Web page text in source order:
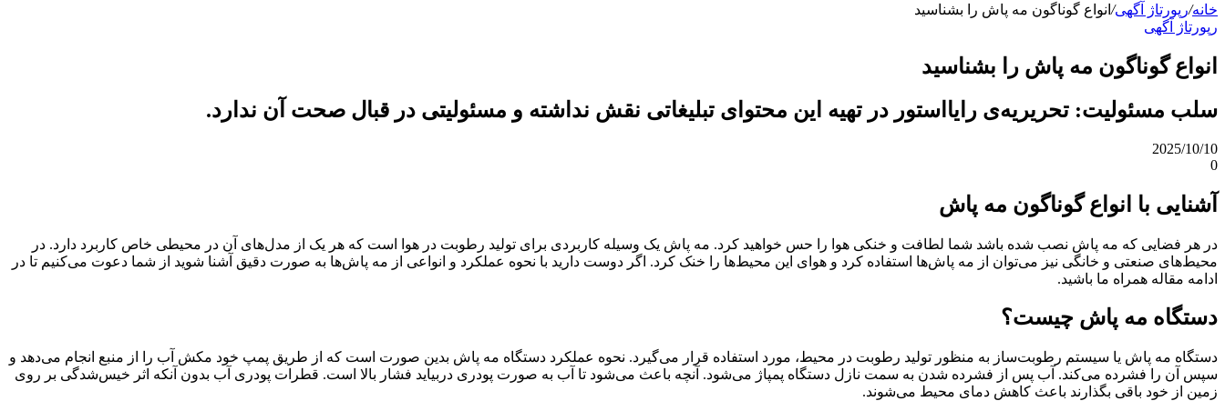
برای خانه/رپورتاژ آگهی/ انواع گوناگون مه پاش را بشناسید
رپورتاژ آگهی
انواع گوناگون مه پاش را بشناسید
سلب‌ مسئولیت: تحریریه‌ی رایااستور در تهیه‌ این محتوای تبلیغاتی نقش نداشته و مسئولیتی در قبال صحت آن ندارد.
2025/10/10
0
آشنایی با انواع گوناگون مه پاش
در هر فضایی که مه پاش نصب شده باشد شما لطافت و خنکی هوا را حس خواهید کرد. مه پاش یک وسیله کاربردی برای تولید رطوبت در هوا است که هر یک از مدل‌های آن در محیطی خاص کاربرد دارد. در
محیط‌های صنعتی و خانگی نیز می‌توان از مه پاش‌ها استفاده کرد و هوای این محیط‌ها را خنک کرد. اگر دوست دارید با نحوه عملکرد و انواعی از مه پاش‌ها به صورت دقیق آشنا شوید از شما دعوت می‌کنیم تا در
ادامه مقاله همراه ما باشید.
دستگاه مه پاش چیست؟
دستگاه مه پاش یا سیستم رطوبت‌ساز به منظور تولید رطوبت در محیط، مورد استفاده قرار می‌گیرد. نحوه عملکرد دستگاه مه پاش بدین صورت است که از طریق پمپ خود مکش آب را از منبع انجام می‌دهد و
سپس آن را فشرده می‌کند. آب پس از فشرده شدن به سمت نازل دستگاه پمپاژ می‌شود. آنچه باعث می‌شود تا آب به صورت پودری در‌بیاید فشار بالا است. قطرات پودری آب بدون آنکه اثر خیس‌شدگی بر روی
زمین از خود باقی بگذارند باعث کاهش دمای محیط می‌شوند.